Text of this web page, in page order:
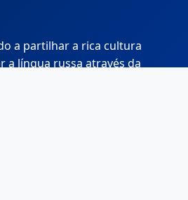
a partilhar a rica cultura
a língua russa através da